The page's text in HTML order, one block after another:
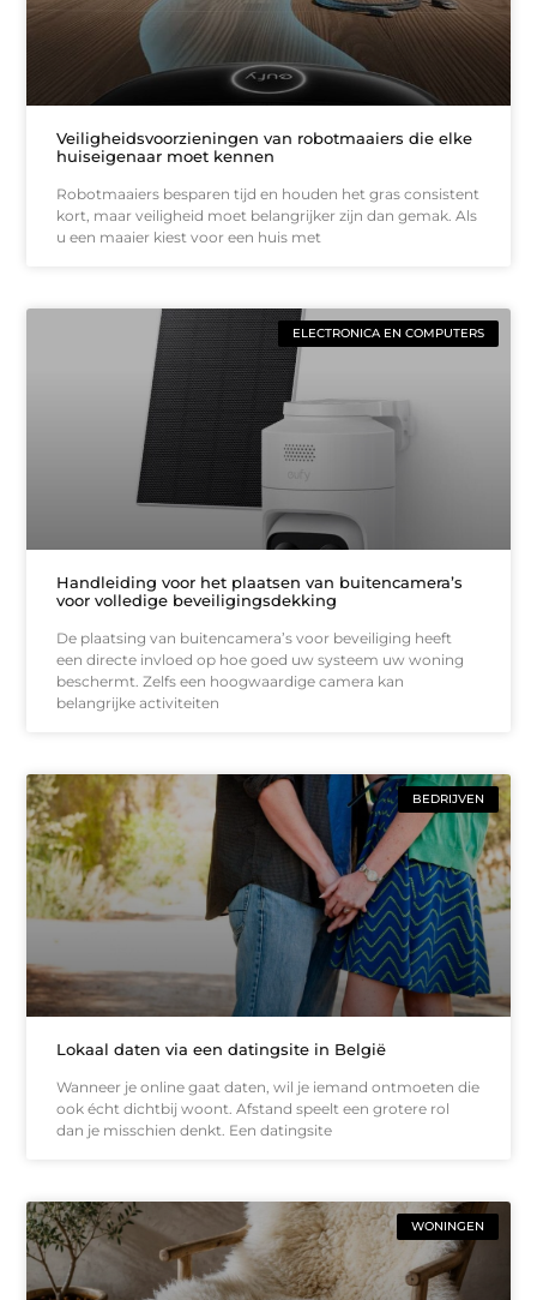
Veiligheidsvoorzieningen van robotmaaiers die elke
huiseigenaar moet kennen
Robotmaaiers besparen tijd en houden het gras consistent
kort, maar veiligheid moet belangrijker zijn dan gemak. Als
u een maaier kiest voor een huis met
ELECTRONICA EN COMPUTERS
Handleiding voor het plaatsen van buitencamera’s
voor volledige beveiligingsdekking
De plaatsing van buitencamera’s voor beveiliging heeft
een directe invloed op hoe goed uw systeem uw woning
beschermt. Zelfs een hoogwaardige camera kan
belangrijke activiteiten
BEDRIJVEN
Lokaal daten via een datingsite in België
Wanneer je online gaat daten, wil je iemand ontmoeten die
ook écht dichtbij woont. Afstand speelt een grotere rol
dan je misschien denkt. Een datingsite
WONINGEN